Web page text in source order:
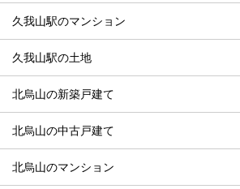
久我山駅のマンション
久我山駅の土地
北烏山の新築戸建て
北烏山の中古戸建て
北烏山のマンション